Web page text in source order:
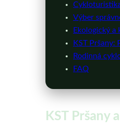
Výber
Ekologický
KST
Rodinná
FAQ
KST Pršany